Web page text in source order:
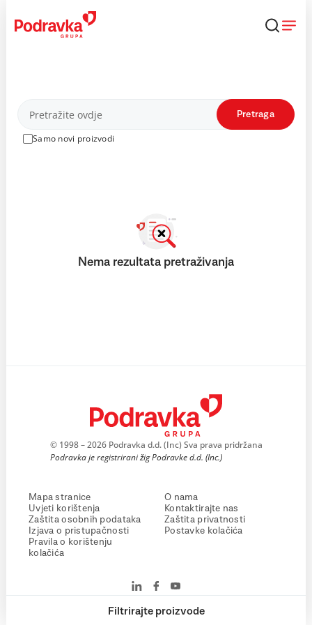
content
Proizvodi
Samo novi proizvodi
Pretraga
Filtrirajte proizvode
Nema rezultata pretraživanja
© 1998 – 2026 Podravka d.d. (Inc) Sva prava pridržana
Podravka je registrirani žig Podravke d.d. (Inc.)
Mapa stranice
Uvjeti korištenja
Zaštita osobnih podataka
Izjava o pristupačnosti
Pravila o korištenju
kolačića
O nama
Kontaktirajte nas
Zaštita privatnosti
Postavke kolačića